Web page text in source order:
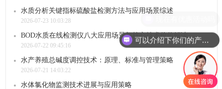
水质分析关键指标硫酸盐检测方法与应用场景综述
2026-07-23 10:03:28
BOD水质在线检测仪八大应用场景与核心技术价值解读
2026-07-22 09:45:16
水产养殖总碱度调控技术：原理、标准与管理策略
2026-07-21 14:03:22
水体氯化物监测技术进展与应用策略
可以介绍下你们的产品么